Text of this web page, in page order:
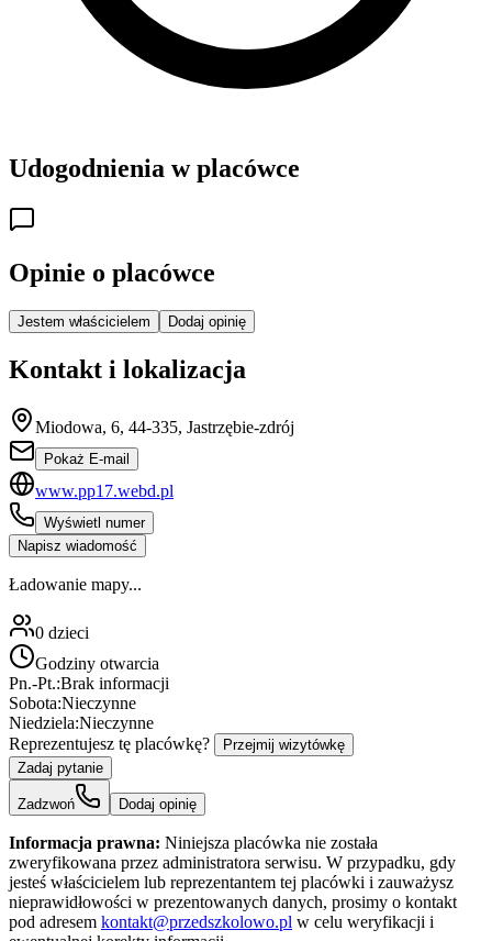
Udogodnienia w placówce
Opinie o placówce
Jestem właścicielem Dodaj opinię
Kontakt i lokalizacja
Miodowa, 6, 44-335, Jastrzębie-zdrój
Pokaż E-mail
www.pp17.webd.pl
Wyświetl numer
Napisz wiadomość
Ładowanie mapy...
0 dzieci
Godziny otwarcia
Pn.-Pt.:Brak informacji
Sobota:Nieczynne
Niedziela:Nieczynne
Reprezentujesz tę placówkę?
Przejmij wizytówkę
Zadaj pytanie
Zadzwoń Dodaj opinię
Informacja prawna: Niniejsza placówka nie została
zweryfikowana przez administratora serwisu. W przypadku, gdy
jesteś właścicielem lub reprezentantem tej placówki i zauważysz
nieprawidłowości w prezentowanych danych, prosimy o kontakt
pod adresem kontakt@przedszkolowo.pl w celu weryfikacji i